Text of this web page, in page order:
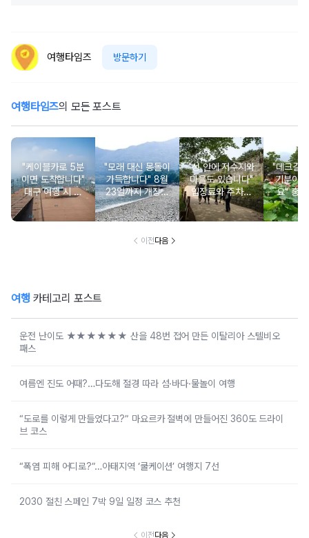
여행타임즈 방문하기
여행타임즈의 모든 포스트
"케이블카로 5분
이면 도착합니다"
대구 여행 시 꼭
가봐야 할 해발 5
10m 야경 명소
"모래 대신 몽돌이
가득합니다" 8월
23일까지 개장되
는 조용한 몽돌 해
수욕장
"성 안에 저수지와
마을도 있습니다"
입장료와 주차비
도 무료인 성벽 산
책 코스
"데크길
기분이
요" 홍
연꽃이
장료 무
이전다음
여행 카테고리 포스트
운전 난이도 ★★★★★★ 산을 48번 접어 만든 이탈리아 스텔비오
패스
여름엔 진도 어때?…다도해 절경 따라 섬·바다·물놀이 여행
“도로를 이렇게 만들었다고?” 마요르카 절벽에 만들어진 360도 드라이
브 코스
“폭염 피해 어디로?”…아태지역 ‘쿨케이션’ 여행지 7선
2030 절친 스페인 7박 9일 일정 코스 추천
이전다음